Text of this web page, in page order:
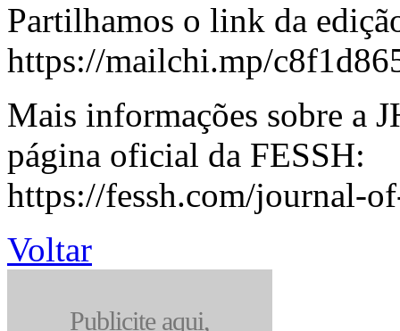
Partilhamos o link da
https://mailchi.mp/
Mais informações sobre a
página oficial da FESSH:
https://fessh.com/journal-
Voltar
Publicite aqui,